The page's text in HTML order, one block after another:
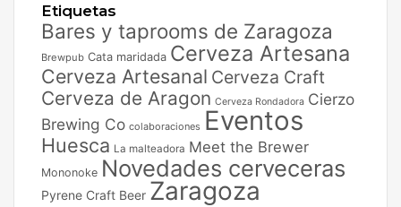
Etiquetas
Bares y taprooms de Zaragoza
Brewpub Cata maridada Cerveza Artesana
Cerveza Artesanal Cerveza Craft
Cerveza de Aragon Cerveza Rondadora Cierzo
Brewing Co colaboraciones Eventos
Huesca La malteadora Meet the Brewer
Mononoke Novedades cerveceras
Pyrene Craft Beer Zaragoza